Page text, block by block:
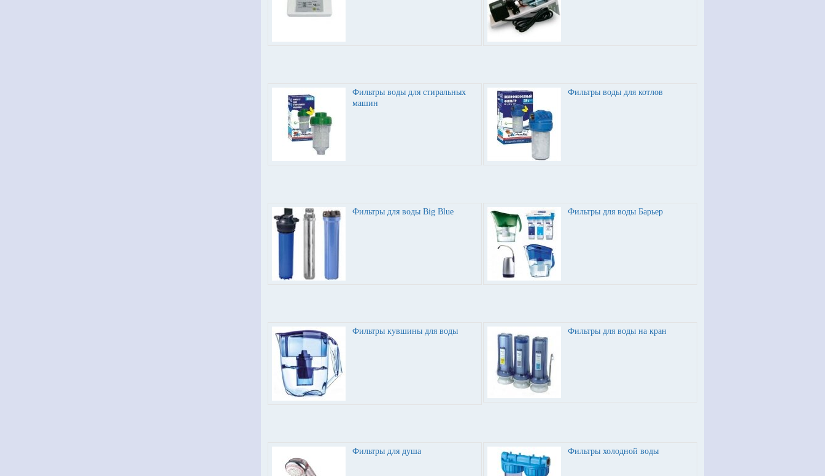
Фильтры воды для стиральных
машин
Фильтры воды для котлов
Фильтры для воды Big Blue Фильтры для воды Барьер
Фильтры кувшины для воды Фильтры для воды на кран
Фильтры для душа Фильтры холодной воды